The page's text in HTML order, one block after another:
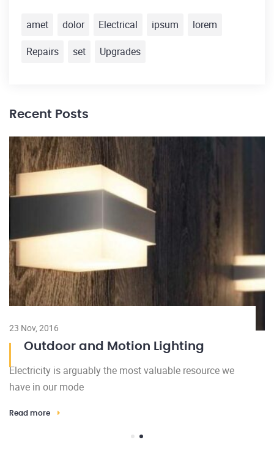
amet dolor Electrical ipsum
lorem
Repairs
set Upgrades
Recent Posts
23 Nov, 2016
Outdoor and Motion Lighting
Electricity is arguably the most valuable resource we
have in our mode
Read more